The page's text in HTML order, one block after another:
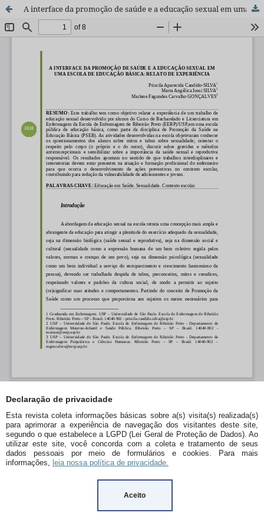
Declaração de privacidade
Esta revista coleta informações básicas sobre a(s) visita(s) realizada(s)
para aprimorar a experiência de navegação dos visitantes deste site,
segundo o que estabelece a LGPD (Lei Geral de Proteção de Dados). Ao
utilizar este site, você concorda com a coleta e tratamento de seus
dados pessoais por meio de formulários e cookies. Para mais
informações, leia nossa política de privacidade.
Aceito
A interface da promoção de saúde e a educação sexual em uma escola de educação básica: relato de experiência